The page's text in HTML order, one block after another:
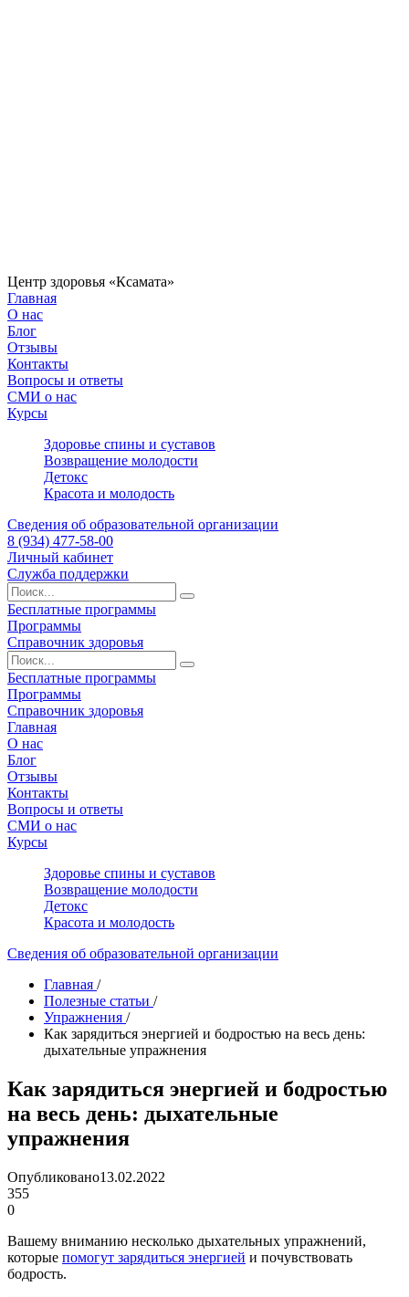
Центр здоровья «Ксамата»
Главная
О нас
Блог
Отзывы
Контакты
Вопросы и ответы
СМИ о нас
Курсы
Здоровье спины и суставов
Возвращение молодости
Детокс
Красота и молодость
Сведения об образовательной организации
8 (934) 477-58-00
Личный кабинет
Служба поддержки
Бесплатные программы
Программы
Справочник здоровья
Бесплатные программы
Программы
Справочник здоровья
Главная
О нас
Блог
Отзывы
Контакты
Вопросы и ответы
СМИ о нас
Курсы
Здоровье спины и суставов
Возвращение молодости
Детокс
Красота и молодость
Сведения об образовательной организации
Главная /
Полезные статьи /
Упражнения /
Как зарядиться энергией и бодростью на весь день:
дыхательные упражнения
Как зарядиться энергией и бодростью
на весь день: дыхательные
упражнения
Опубликовано13.02.2022
355
0
Вашему вниманию несколько дыхательных упражнений,
которые помогут зарядиться энергией и почувствовать
бодрость.